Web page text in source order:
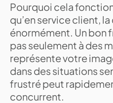
Pourquoi cela
qu’en service client,
énormément. Un bon
pas seulement à des
représente votre
dans des situations
frustré peut
concurrent.